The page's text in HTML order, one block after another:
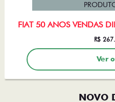
FIAT 50 ANOS VENDAS
R$
Ver
NOVO